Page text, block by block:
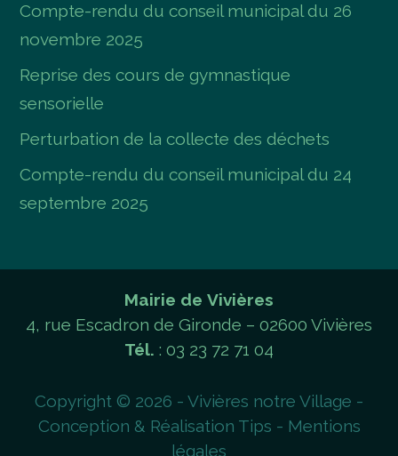
Compte-rendu du conseil municipal du 26
novembre 2025
Reprise des cours de gymnastique
sensorielle
Perturbation de la collecte des déchets
Compte-rendu du conseil municipal du 24
septembre 2025
Mairie de Vivières
4, rue Escadron de Gironde – 02600 Vivières
Tél. : 03 23 72 71 04
Copyright © 2026 - Vivières notre Village -
Conception & Réalisation Tips - Mentions
légales